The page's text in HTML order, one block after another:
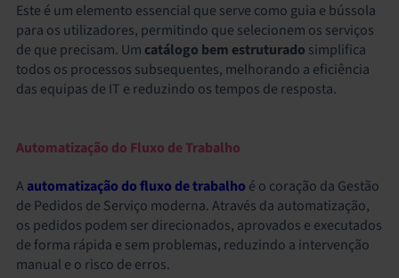
Este é um elemento essencial que serve como guia e bússola
para os utilizadores, permitindo que selecionem os serviços
de que precisam. Um catálogo bem estruturado simplifica
todos os processos subsequentes, melhorando a eficiência
das equipas de IT e reduzindo os tempos de resposta.
Automatização do Fluxo de Trabalho
Aautomatização do fluxo de trabalho é o coração da Gestão
de Pedidos de Serviço moderna. Através da automatização,
os pedidos podem ser direcionados, aprovados e executados
de forma rápida e sem problemas, reduzindo a intervenção
manual e o risco de erros.